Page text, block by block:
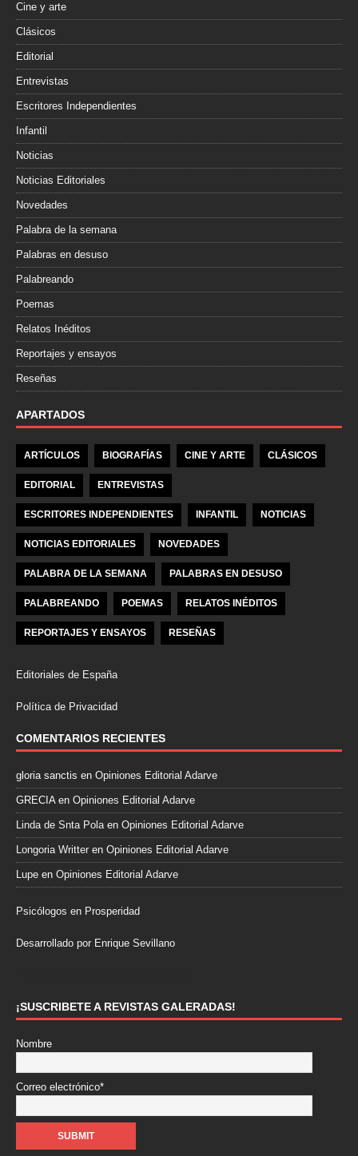
Cine y arte
Clásicos
Editorial
Entrevistas
Escritores Independientes
Infantil
Noticias
Noticias Editoriales
Novedades
Palabra de la semana
Palabras en desuso
Palabreando
Poemas
Relatos Inéditos
Reportajes y ensayos
Reseñas
APARTADOS
ARTÍCULOS BIOGRAFÍAS CINE Y ARTE CLÁSICOS
EDITORIAL ENTREVISTAS
ESCRITORES INDEPENDIENTES INFANTIL NOTICIAS
NOTICIAS EDITORIALES NOVEDADES
PALABRA DE LA SEMANA PALABRAS EN DESUSO
PALABREANDO POEMAS RELATOS INÉDITOS
REPORTAJES Y ENSAYOS RESEÑAS
Editoriales de España
Política de Privacidad
COMENTARIOS RECIENTES
gloria sanctis en Opiniones Editorial Adarve
GRECIAen Opiniones Editorial Adarve
Linda de Snta Polaen Opiniones Editorial Adarve
Longoria Writter en Opiniones Editorial Adarve
Lupe en Opiniones Editorial Adarve
Psicólogos en Prosperidad
Desarrollado por Enrique Sevillano
¡SUSCRIBETE A REVISTAS GALERADAS!
Nombre
Correo electrónico*